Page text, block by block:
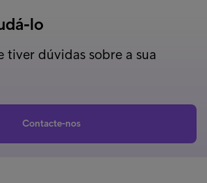
lo
tiver dúvidas sobre a sua
Contacte-nos